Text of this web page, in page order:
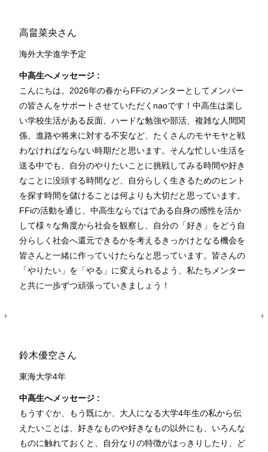
高畠菜央さん
海外大学進学予定
中高生へメッセージ :
こんにちは。2026年の春からFFiのメンターとしてメンバー
の皆さんをサポートさせていただくnaoです！中高生は楽し
い学校生活がある反面、ハードな勉強や部活、複雑な人間関
係、進路や将来に対する不安など、たくさんのモヤモヤと戦
わなければならない時期だと思います。そんな忙しい生活を
送る中でも、自分のやりたいことに挑戦してみる時間や好き
なことに没頭する時間など、自分らしく生きるためのヒント
を探す時間を儲けることは何よりも大切だと思っています。
FFiの活動を通じ、中高生ならではである自身の感性を活か
して様々な角度から社会を観察し、自分の「好き」をどう自
分らしく社会へ還元できるかを考えるきっかけとなる機会を
皆さんと一緒に作っていけたらなと思っています。皆さんの
「やりたい」を「やる」に変えられるよう、私たちメンター
と共に一歩ずつ頑張っていきましょう！
鈴木優空さん
東海大学4年
中高生へメッセージ :
もうすぐか、もう既にか、大人になる大学4年生の私から伝
えたいことは、好きなものや好きなもの以外にも、いろんな
ものに触れておくと、自分なりの特徴がはっきりしたり、ど